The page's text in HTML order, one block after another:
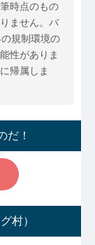
時点のもの
ません。バ
規制環境の
性がありま
帰属しま
だ！
村）